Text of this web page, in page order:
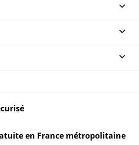



en France métropolitaine